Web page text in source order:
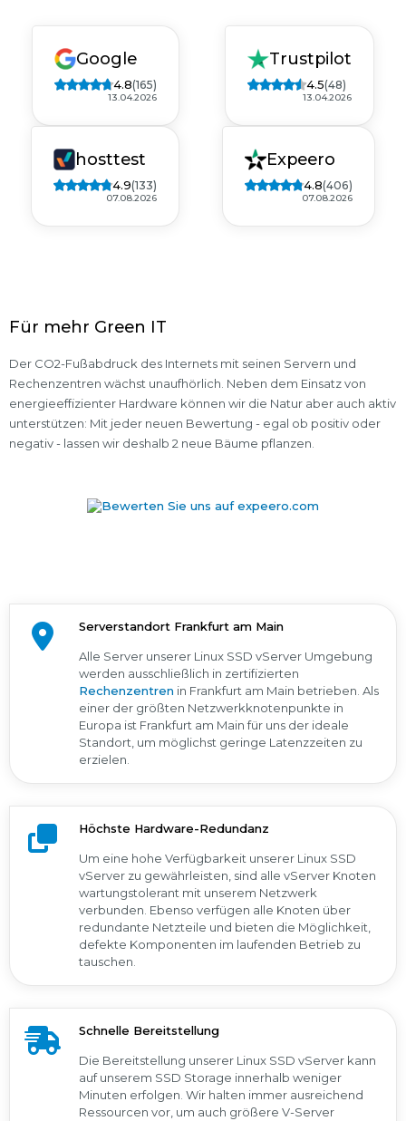
Google
4.8(165)
13.04.2026
Trustpilot
4.5(48)
13.04.2026
hosttest
4.9(133)
07.08.2026
Expeero
4.8(406)
07.08.2026
Für mehr Green IT
Der CO2-Fußabdruck des Internets mit seinen Servern und
Rechenzentren wächst unaufhörlich. Neben dem Einsatz von
energieeffizienter Hardware können wir die Natur aber auch aktiv
unterstützen: Mit jeder neuen Bewertung - egal ob positiv oder
negativ - lassen wir deshalb 2 neue Bäume pflanzen.
Serverstandort Frankfurt am Main
Alle Server unserer Linux SSD vServer Umgebung
werden ausschließlich in zertifizierten
Rechenzentren in Frankfurt am Main betrieben. Als
einer der größten Netzwerkknotenpunkte in
Europa ist Frankfurt am Main für uns der ideale
Standort, um möglichst geringe Latenzzeiten zu
erzielen.
Höchste Hardware-Redundanz
Um eine hohe Verfügbarkeit unserer Linux SSD
vServer zu gewährleisten, sind alle vServer Knoten
wartungstolerant mit unserem Netzwerk
verbunden. Ebenso verfügen alle Knoten über
redundante Netzteile und bieten die Möglichkeit,
defekte Komponenten im laufenden Betrieb zu
tauschen.
Schnelle Bereitstellung
Die Bereitstellung unserer Linux SSD vServer kann
auf unserem SSD Storage innerhalb weniger
Minuten erfolgen. Wir halten immer ausreichend
Ressourcen vor, um auch größere V-Server